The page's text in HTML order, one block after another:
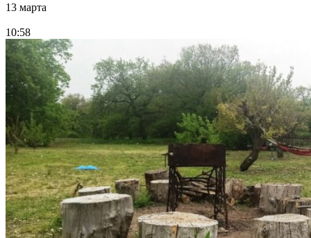
13 марта
10:58